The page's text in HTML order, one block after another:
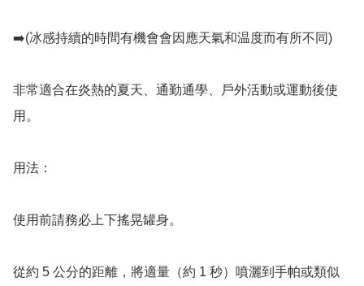
➡️(冰感持續的時間有機會會因應天氣和温度而有所不同)
非常適合在炎熱的夏天、通勤通學、戶外活動或運動後使
用。
用法：
使用前請務必上下搖晃罐身。
從約 5 公分的距離，將適量（約 1 秒）噴灑到手帕或類似